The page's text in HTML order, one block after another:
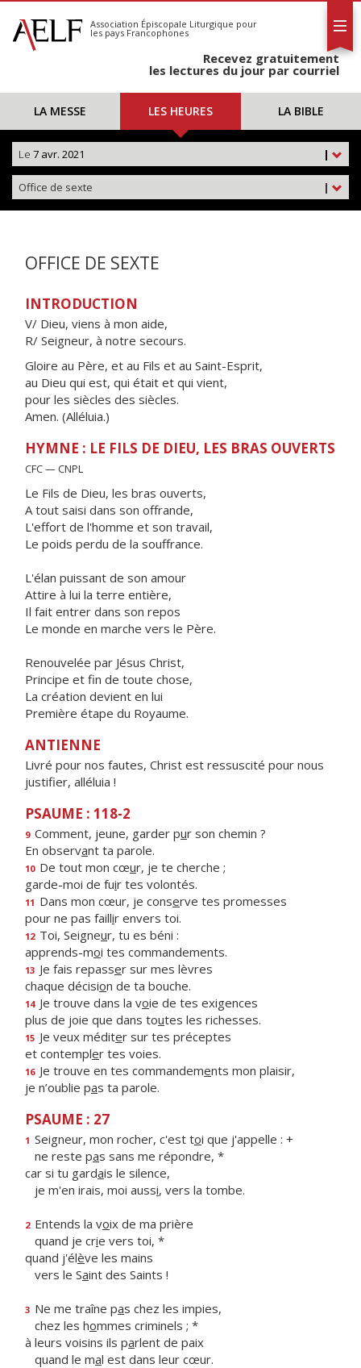
S'abonner
Calendrier
Association Épiscopale Liturgique pour
les pays Francophones
Recevez gratuitement
les lectures du jour par courriel
LA MESSE LES HEURES LA BIBLE
|
Le 7 avr. 2021
|
Office de sexte
OFFICE DE SEXTE
INTRODUCTION
V/ Dieu, viens à mon aide,
R/ Seigneur, à notre secours.
Gloire au Père, et au Fils et au Saint-Esprit,
au Dieu qui est, qui était et qui vient,
pour les siècles des siècles.
Amen. (Alléluia.)
HYMNE : LE FILS DE DIEU, LES BRAS OUVERTS
CFC — CNPL
Le Fils de Dieu, les bras ouverts,
A tout saisi dans son offrande,
L'effort de l'homme et son travail,
Le poids perdu de la souffrance.
L'élan puissant de son amour
Attire à lui la terre entière,
Il fait entrer dans son repos
Le monde en marche vers le Père.
Renouvelée par Jésus Christ,
Principe et fin de toute chose,
La création devient en lui
Première étape du Royaume.
ANTIENNE
Livré pour nos fautes, Christ est ressuscité pour nous
justifier, alléluia !
PSAUME : 118-2
9 Comment, jeune, garder pur son chemin ?
En observant ta parole.
10 De tout mon cœur, je te cherche ;
garde-moi de fuir tes volontés.
11 Dans mon cœur, je conserve tes promesses
pour ne pas faillir envers toi.
12 Toi, Seigneur, tu es béni :
apprends-moi tes commandements.
13 Je fais repasser sur mes lèvres
chaque décision de ta bouche.
14 Je trouve dans la voie de tes exigences
plus de joie que dans toutes les richesses.
15 Je veux méditer sur tes préceptes
et contempler tes voies.
16 Je trouve en tes commandements mon plaisir,
je n’oublie pas ta parole.
PSAUME : 27
1 Seigneur, mon rocher, c'est toi que j'appelle : +
ne reste pas sans me répondre, *
car si tu gardais le silence,
je m'en irais, moi aussi, vers la tombe.
2 Entends la voix de ma prière
quand je crie vers toi, *
quand j'élève les mains
vers le Saint des Saints !
3 Ne me traîne pas chez les impies,
chez les hommes criminels ; *
à leurs voisins ils parlent de paix
quand le mal est dans leur cœur.